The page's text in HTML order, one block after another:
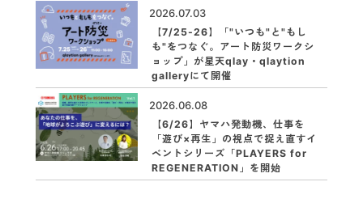
2026.07.03
【7/25-26】「"いつも"と"もし
も"をつなぐ。アート防災ワークシ
ョップ」が星天qlay・qlaytion
galleryにて開催
2026.06.08
【6/26】ヤマハ発動機、仕事を
「遊び×再生」の視点で捉え直すイ
ベントシリーズ「PLAYERS for
REGENERATION」を開始